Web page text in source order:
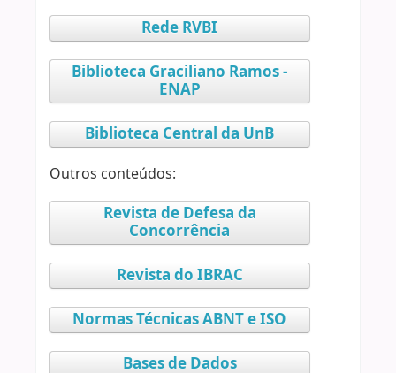
Rede RVBI
Biblioteca Graciliano Ramos -
ENAP
Biblioteca Central da UnB
Outros conteúdos:
Revista de Defesa da
Concorrência
Revista do IBRAC
Normas Técnicas ABNT e ISO
Bases de Dados